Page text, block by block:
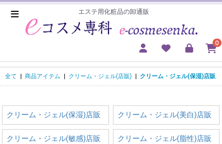
エステ用化粧品の卸通販
0
全て 商品アイテム クリーム・ジェル(店販) クリーム・ジェル(保湿)店販
クリーム・ジェル(保湿)店販 クリーム・ジェル(美白)店販
クリーム・ジェル(敏感)店販 クリーム・ジェル(脂性)店販